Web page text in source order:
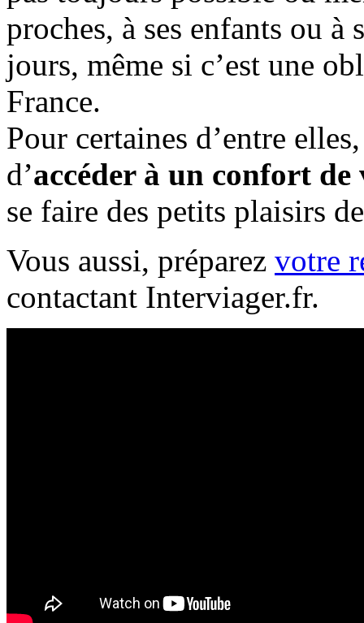
proches, à ses enfants ou
jours, même si c’est une
France.
Pour certaines d’entre
d’accéder à un confort de
se faire des petits plaisirs
Vous aussi, préparez votre
contactant Interviager.fr.